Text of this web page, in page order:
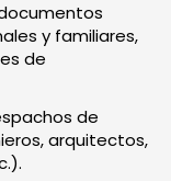
y familiares,
de
de
arquitectos,